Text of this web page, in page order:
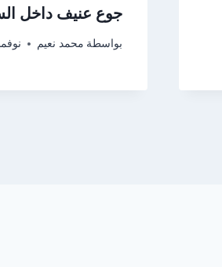
جوع عنيف داخل
بواسطة محمد نعيم نوفمبر 16,